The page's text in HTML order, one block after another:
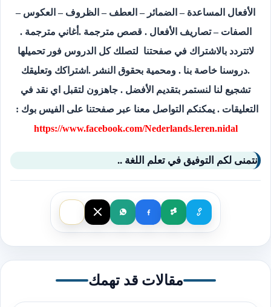
الأفعال المساعدة – الضمائر – العطف – الظروف – العكوس –
الصفات – تصاريف الأفعال . قصص مترجمة .أغاني مترجمة .
لاتتردد بالاشتراك في صفحتنا لتصلك كل الدروس فور تحميلها
.دروسنا خاصة بنا . ومحمية بحقوق النشر .اشتراكك وتعليقك
تشجيع لنا لنستمر بتقديم الأفضل . جاهزون لتقبل اي نقد في
التعليقات . يمكنكم التواصل معنا عبر صفحتنا على الفيس بوك :
https://www.facebook.com/Nederlands.leren.nidal
نتمنى لكم التوفيق في تعلم اللغة ..
مقالات قد تهمك